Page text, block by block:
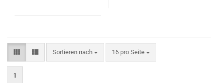
Sortieren nach
Sortieren nach 16 pro Seite
pro Seite
1